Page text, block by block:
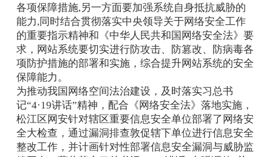
各项保障措施,另一方面要加强系统自身抵抗威胁的
能力,同时结合贯彻落实中央领导关于网络安全工作
的重要指示精神和《中华人民共和国网络安全法》要
求，网站系统要切实进行防攻击、防篡改、防病毒各
项防护措施的部署和实施，综合提升网站系统的安全
保障能力。
为推动我国网络空间法治建设，及时落实习总书
记“4·19讲话”精神，配合《网络安全法》落地实施，
松江区网安针对辖区重要信息安全单位部署了网络安
全大检查，通过漏洞排查敦促辖下单位进行信息安全
整改工作，并计画针对性部署信息安全漏洞与威胁监